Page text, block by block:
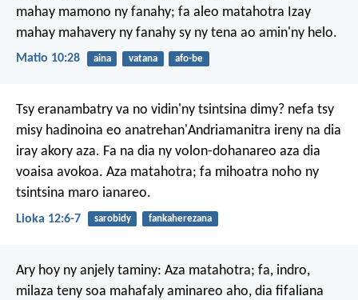
mahay mamono ny fanahy; fa aleo matahotra Izay
mahay mahavery ny fanahy sy ny tena ao amin'ny helo.
Matio 10:28 aina vatana afo-be
Tsy eranambatry va no vidin'ny tsintsina dimy? nefa tsy
misy hadinoina eo anatrehan'Andriamanitra ireny na dia
iray akory aza. Fa na dia ny volon-dohanareo aza dia
voaisa avokoa. Aza matahotra; fa mihoatra noho ny
tsintsina maro ianareo.
Lioka 12:6-7 sarobidy fankaherezana
Ary hoy ny anjely taminy: Aza matahotra; fa, indro,
milaza teny soa mahafaly aminareo aho, dia fifaliana